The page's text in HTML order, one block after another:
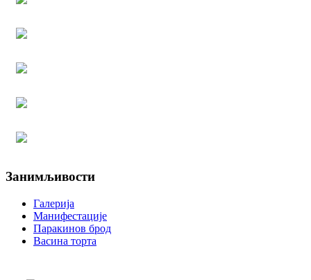
Занимљивости
Галерија
Манифестације
Паракинов брод
Васина торта